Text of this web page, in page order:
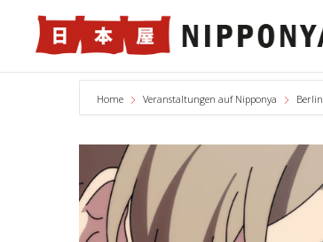
Home Veranstaltungen auf Nipponya Berlin